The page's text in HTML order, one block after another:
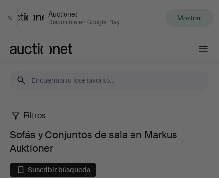
Cerrar
Auctionet
Disponible en Google Play Mostrar
Sofás
Conjuntos
Filtros
Sofás y Conjuntos de sala en Markus
Auktioner
Suscribir búsqueda